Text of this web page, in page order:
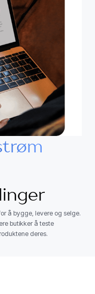
å bygge, levere og selge.
butikker å teste
deres.